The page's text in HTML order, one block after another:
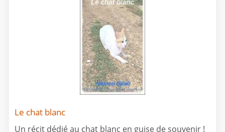
Le chat blanc
Un récit dédié au chat blanc en guise de souvenir !